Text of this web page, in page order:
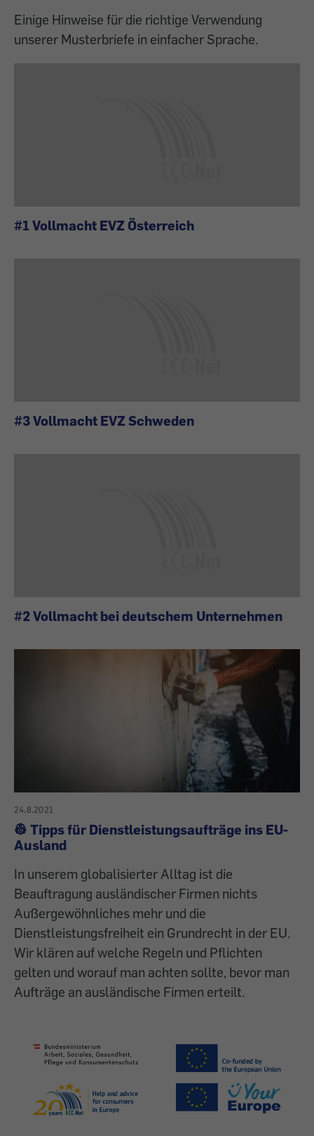
Einige Hinweise für die richtige Verwendung
unserer Musterbriefe in einfacher Sprache.
#1 Vollmacht EVZ Österreich
#3 Vollmacht EVZ Schweden
#2 Vollmacht bei deutschem Unternehmen
24.8.2021
👷 Tipps für Dienstleistungsaufträge ins EU-
Ausland
In unserem globalisierter Alltag ist die
Beauftragung ausländischer Firmen nichts
Außergewöhnliches mehr und die
Dienstleistungsfreiheit ein Grundrecht in der EU.
Wir klären auf welche Regeln und Pflichten
gelten und worauf man achten sollte, bevor man
Aufträge an ausländische Firmen erteilt.